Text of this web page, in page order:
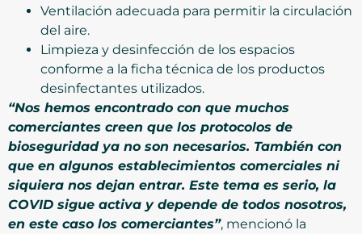
Ventilación adecuada para permitir la circulación
del aire.
Limpieza y desinfección de los espacios
conforme a la ficha técnica de los productos
desinfectantes utilizados.
“Nos hemos encontrado con que muchos
comerciantes creen que los protocolos de
bioseguridad ya no son necesarios. También con
que en algunos establecimientos comerciales ni
siquiera nos dejan entrar. Este tema es serio, la
COVID sigue activa y depende de todos nosotros,
en este caso los comerciantes”, mencionó la